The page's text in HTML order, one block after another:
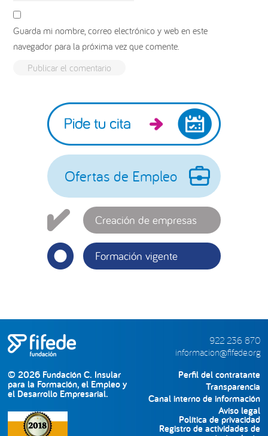
Guarda mi nombre, correo electrónico y web en este
navegador para la próxima vez que comente.
Barra
lateral
principal
Ofertas de Empleo
Creación de empresas
Formación vigente
© 2026 Fundación C. Insular
para la Formación, el Empleo y
el Desarrollo Empresarial.
922 236 870
informacion@fifede.org
Perfil del contratante
Transparencia
Canal interno de información
Aviso legal
Política de privacidad
Registro de actividades de